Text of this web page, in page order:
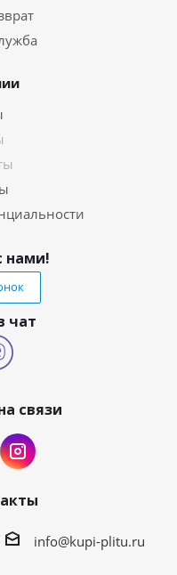
нами!
чат
связи
info@kupi-plitu.ru